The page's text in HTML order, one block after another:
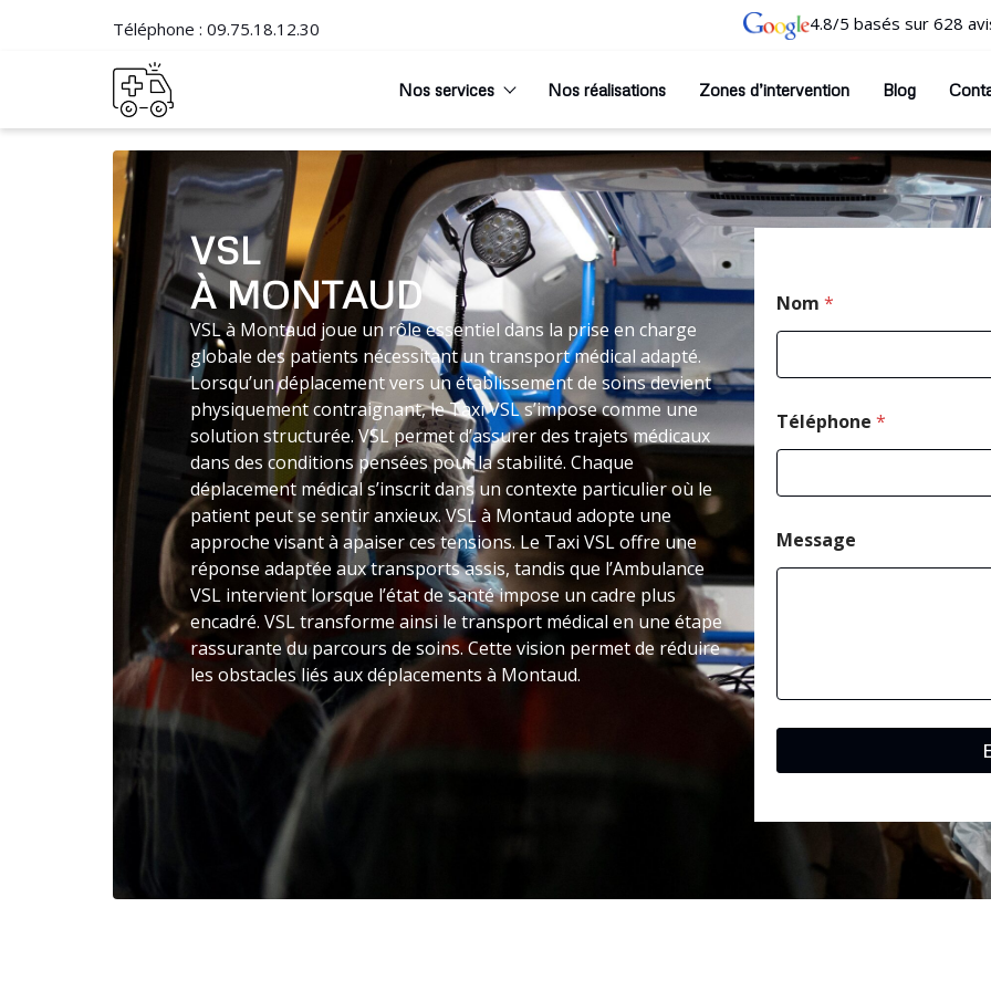
Téléphone : 09.75.18.12.30 4.8/5 basés sur 628
Nos services Nos réalisations Zones d’intervention Blog
VSL
À MONTAUD
VSL à Montaud joue un rôle essentiel dans la prise en charge
globale des patients nécessitant un transport médical adapté.
Lorsqu’un déplacement vers un établissement de soins devient
physiquement contraignant, le Taxi VSL s’impose comme une
solution structurée. VSL permet d’assurer des trajets médicaux
dans des conditions pensées pour la stabilité. Chaque
déplacement médical s’inscrit dans un contexte particulier où le
patient peut se sentir anxieux. VSL à Montaud adopte une
approche visant à apaiser ces tensions. Le Taxi VSL offre une
réponse adaptée aux transports assis, tandis que l’Ambulance
VSL intervient lorsque l’état de santé impose un cadre plus
encadré. VSL transforme ainsi le transport médical en une étape
rassurante du parcours de soins. Cette vision permet de réduire
les obstacles liés aux déplacements à Montaud.
Nom *
Téléphone *
Message